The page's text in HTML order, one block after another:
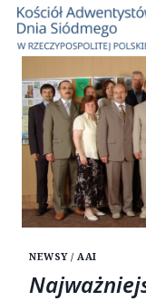
Przejdź
treści
NEWSY / AAI